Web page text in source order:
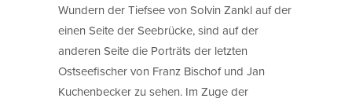
Wundern der Tiefsee von Solvin Zankl auf der
einen Seite der Seebrücke, sind auf der
anderen Seite die Porträts der letzten
Ostseefischer von Franz Bischof und Jan
Kuchenbecker zu sehen. Im Zuge der